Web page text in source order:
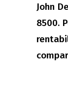
John
8500.